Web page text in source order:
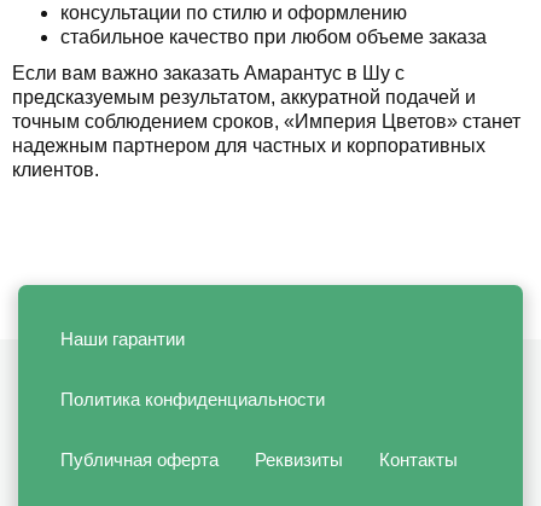
консультации по стилю и оформлению
стабильное качество при любом объеме заказа
Если вам важно заказать Амарантус в Шу с
предсказуемым результатом, аккуратной подачей и
точным соблюдением сроков, «Империя Цветов» станет
надежным партнером для частных и корпоративных
клиентов.
Наши гарантии
Политика конфиденциальности
Публичная оферта Реквизиты Контакты